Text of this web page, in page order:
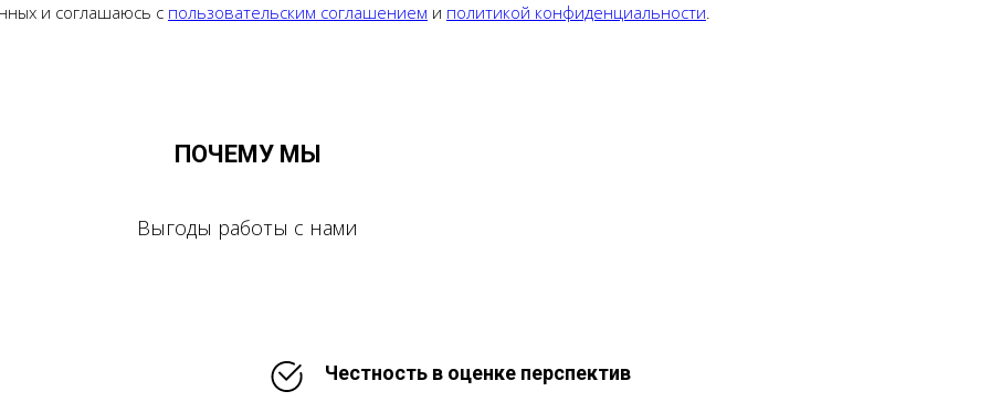
и соглашаюсь с пользовательским соглашением и политикой конфиденциальности.
ПОЧЕМУ МЫ
Выгоды работы с нами
Честность в оценке перспектив